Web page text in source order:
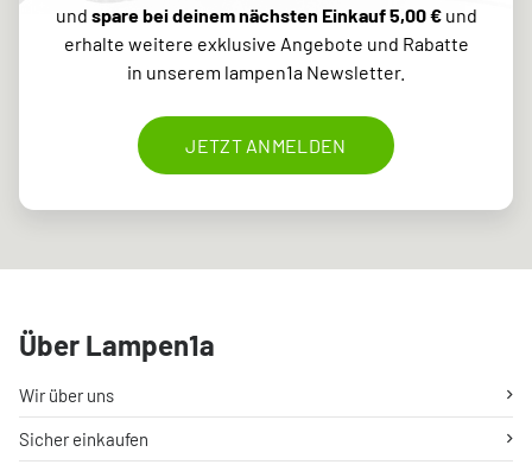
und spare bei deinem nächsten Einkauf 5,00 €und
erhalte weitere exklusive Angebote und Rabatte
in unserem lampen1a Newsletter.
JETZT ANMELDEN
Über Lampen1a
Wir über uns
Sicher einkaufen